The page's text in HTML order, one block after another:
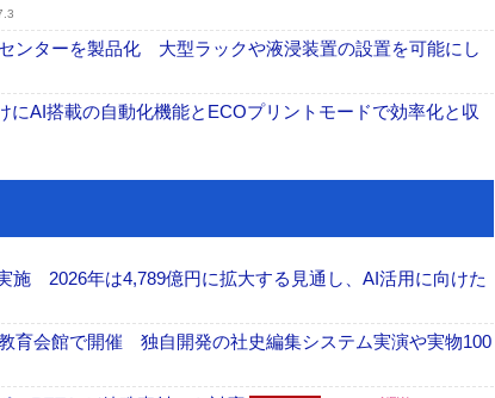
ンターを製品化 大型ラックや液浸装置の設置を可能にし
AI搭載の自動化機能とECOプリントモードで効率化と収
2026年は4,789億円に拡大する見通し、AI活用に向けた
育会館で開催 独自開発の社史編集システム実演や実物100